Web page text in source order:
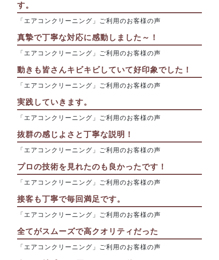
す。
「エアコンクリーニング」ご利用のお客様の声
真摯で丁寧な対応に感動しました～！
「エアコンクリーニング」ご利用のお客様の声
動きも皆さんキビキビしていて好印象でした！
「エアコンクリーニング」ご利用のお客様の声
実践していきます。
「エアコンクリーニング」ご利用のお客様の声
抜群の感じよさと丁寧な説明！
「エアコンクリーニング」ご利用のお客様の声
プロの技術を見れたのも良かったです！
「エアコンクリーニング」ご利用のお客様の声
接客も丁寧で毎回満足です。
「エアコンクリーニング」ご利用のお客様の声
全てがスムーズで高クオリティだった
「エアコンクリーニング」ご利用のお客様の声